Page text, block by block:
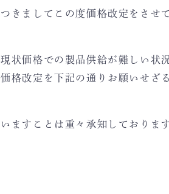
きましてこの度価格改定をさせ
状価格での製品供給が難しい状
格改定を下記の通りお願いせざ
ますことは重々承知しておりま